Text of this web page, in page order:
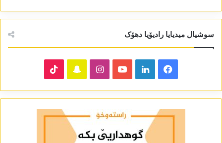
سوشیال میدیایا رادیۆیا دھۆک
Facebook
LinkedIn
YouTube
Instagram
Snapchat